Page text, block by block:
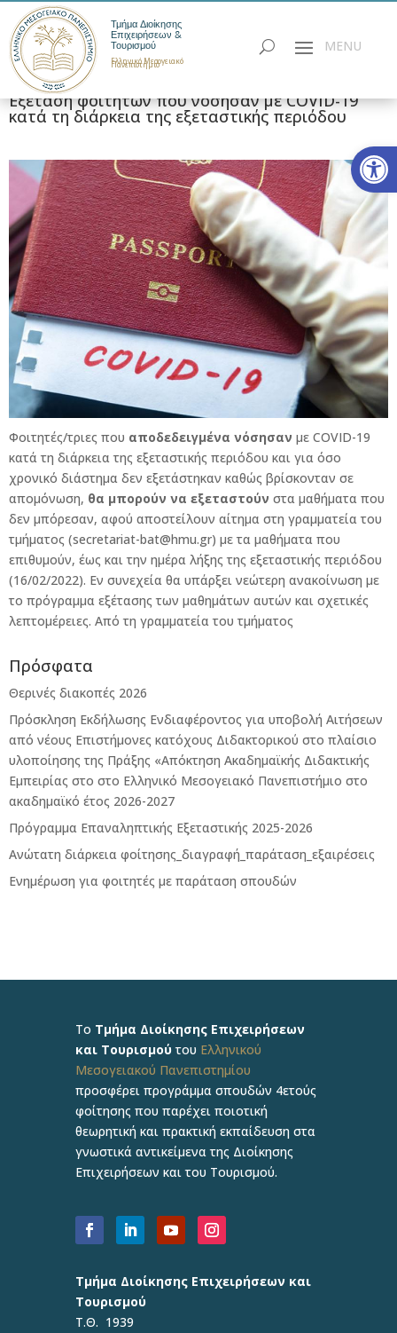
Τμήμα Διοίκησης
Επιχειρήσεων &
Τουρισμού
Ελληνικό Μεσογειακό
Πανεπιστήμιο
Εξέταση φοιτητών που νόσησαν με COVID-19
κατά τη διάρκεια της εξεταστικής περιόδου
Φοιτητές/τριες που αποδεδειγμένα νόσησαν με COVID-19
κατά τη διάρκεια της εξεταστικής περιόδου και για όσο
χρονικό διάστημα δεν εξετάστηκαν καθώς βρίσκονταν σε
απομόνωση, θα μπορούν να εξεταστούν στα μαθήματα που
δεν μπόρεσαν, αφού αποστείλουν αίτημα στη γραμματεία του
τμήματος (secretariat-bat@hmu.gr) με τα μαθήματα που
επιθυμούν, έως και την ημέρα λήξης της εξεταστικής περιόδου
(16/02/2022). Εν συνεχεία θα υπάρξει νεώτερη ανακοίνωση με
το πρόγραμμα εξέτασης των μαθημάτων αυτών και σχετικές
λεπτομέρειες. Από τη γραμματεία του τμήματος
Πρόσφατα
Θερινές διακοπές 2026
Πρόσκληση Εκδήλωσης Ενδιαφέροντος για υποβολή Αιτήσεων
από νέους Επιστήμονες κατόχους Διδακτορικού στο πλαίσιο
υλοποίησης της Πράξης «Απόκτηση Ακαδημαϊκής Διδακτικής
Εμπειρίας στο στο Ελληνικό Μεσογειακό Πανεπιστήμιο στο
ακαδημαϊκό έτος 2026-2027
Πρόγραμμα Επαναληπτικής Εξεταστικής 2025-2026
Ανώτατη διάρκεια φοίτησης_διαγραφή_παράταση_εξαιρέσεις
Ενημέρωση για φοιτητές με παράταση σπουδών
Το Τμήμα Διοίκησης Επιχειρήσεων
και Τουρισμούτου Ελληνικού
Μεσογειακού Πανεπιστημίου
προσφέρει προγράμμα σπουδών 4ετούς
φοίτησης που παρέχει ποιοτική
θεωρητική και πρακτική εκπαίδευση στα
γνωστικά αντικείμενα της Διοίκησης
Επιχειρήσεων και του Τουρισμού.
Τμήμα Διοίκησης Επιχειρήσεων και
Τουρισμού
Τ.Θ. 1939